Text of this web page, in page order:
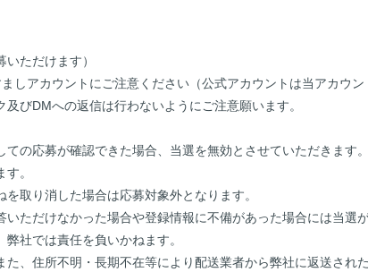
ただけます）
アカウントにご注意ください（公式アカウントは当アカウン
びDMへの返信は行わないようにご注意願います。
の応募が確認できた場合、当選を無効とさせていただきます。
。
取り消した場合は応募対象外となります。
いただけなかった場合や登録情報に不備があった場合には当選
社では責任を負いかねます。
た、住所不明・長期不在等により配送業者から弊社に返送され